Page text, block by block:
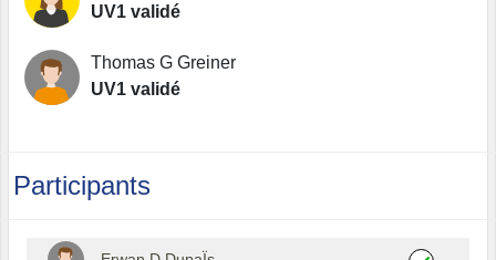
UV1 validé
Thomas G Greiner
UV1 validé
Participants